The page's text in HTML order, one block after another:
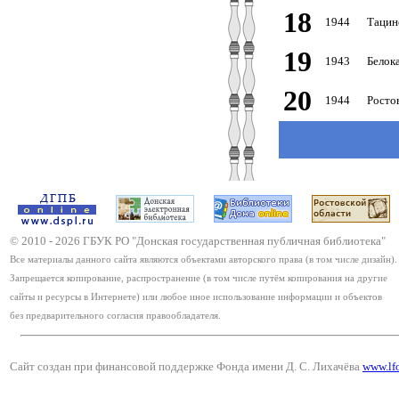
18 1944
19 1943
20 1944
© 2010 - 2026 ГБУК РО "Донская государственная публичная библиотека"
Все материалы данного сайта являются объектами авторского права (в том числе дизайн).
Запрещается копирование, распространение (в том числе путём копирования на другие
сайты и ресурсы в Интернете) или любое иное использование информации и объектов
без предварительного согласия правообладателя.
Сайт создан при финансовой поддержке Фонда имени Д. С. Лихачёва